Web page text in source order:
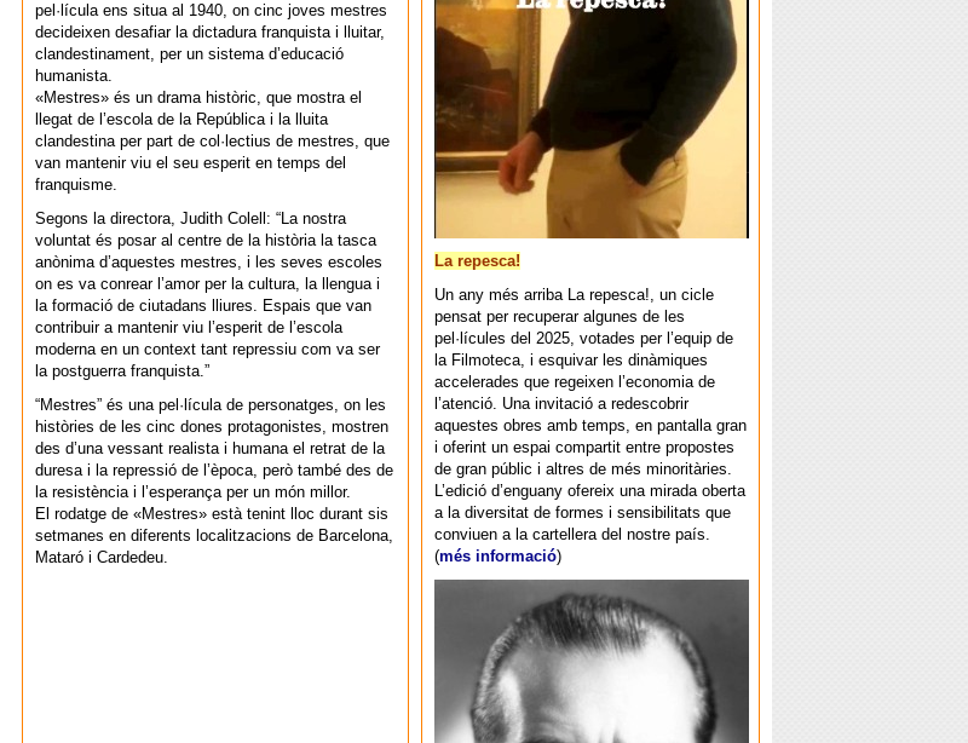
La repesca!
Un any més arriba La repesca!, un cicle
pensat per recuperar algunes de les
pel·lícules del 2025, votades per l’equip de
la Filmoteca, i esquivar les dinàmiques
accelerades que regeixen l’economia de
l’atenció. Una invitació a redescobrir
aquestes obres amb temps, en pantalla gran
i oferint un espai compartit entre propostes
de gran públic i altres de més minoritàries.
L’edició d’enguany ofereix una mirada oberta
a la diversitat de formes i sensibilitats que
conviuen a la cartellera del nostre país.
(més informació)
pel·lícula ens situa al 1940, on cinc joves mestres
decideixen desafiar la dictadura franquista i lluitar,
clandestinament, per un sistema d’educació
humanista.
«Mestres» és un drama històric, que mostra el
llegat de l’escola de la República i la lluita
clandestina per part de col·lectius de mestres, que
van mantenir viu el seu esperit en temps del
franquisme.
Segons la directora, Judith Colell: “La nostra
voluntat és posar al centre de la història la tasca
anònima d’aquestes mestres, i les seves escoles
on es va conrear l’amor per la cultura, la llengua i
la formació de ciutadans lliures. Espais que van
contribuir a mantenir viu l’esperit de l’escola
moderna en un context tant repressiu com va ser
la postguerra franquista.”
“Mestres” és una pel·lícula de personatges, on les
històries de les cinc dones protagonistes, mostren
des d’una vessant realista i humana el retrat de la
duresa i la repressió de l’època, però també des de
la resistència i l’esperança per un món millor.
El rodatge de «Mestres» està tenint lloc durant sis
setmanes en diferents localitzacions de Barcelona,
Mataró i Cardedeu.